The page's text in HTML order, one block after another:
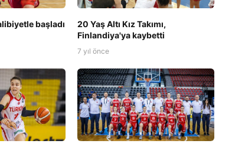
başladı
20 Yaş Altı Kız Takımı,
Finlandiya'ya kaybetti
7 yıl önce